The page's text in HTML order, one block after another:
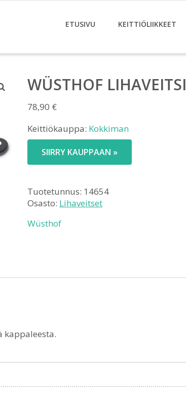
ETUSIVU KEITTIÖLIIKKEET
WÜSTHOF LIHAVEITSI
78,90 €
Keittiökauppa: Kokkiman
SIIRRY KAUPPAAN »
Tuotetunnus: 14654
Osasto: Lihaveitset
Wüsthof
kappaleesta.